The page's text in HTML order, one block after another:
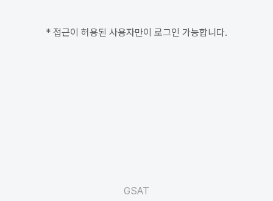
* 접근이 허용된 사용자만이 로그인 가능합니다.
GSAT